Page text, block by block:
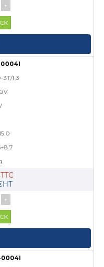
+
3T/1,3
+